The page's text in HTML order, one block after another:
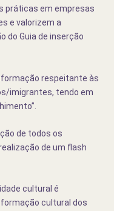
práticas em empresas
e valorizem a
do Guia de inserção
respeitante às
imigrantes, tendo em
de todos os
de um flash
cultural é
formação cultural dos